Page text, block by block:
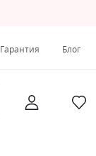
Гарантия Блог